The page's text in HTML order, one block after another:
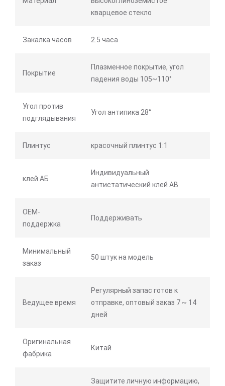
кварцевое стекло
Закалка часов 2.5 часа
Покрытие
Плазменное покрытие, угол
падения воды 105~110°
Угол против
подглядывания
Угол антипика 28°
Плинтус красочный плинтус 1:1
клей АБ
Индивидуальный
антистатический клей AB
OEM-
поддержка
Поддерживать
Минимальный
заказ
50 штук на модель
Ведущее время
Регулярный запас готов к
отправке, оптовый заказ 7 ~ 14
дней
Оригинальная
фабрика
Китай
Защитите личную информацию,